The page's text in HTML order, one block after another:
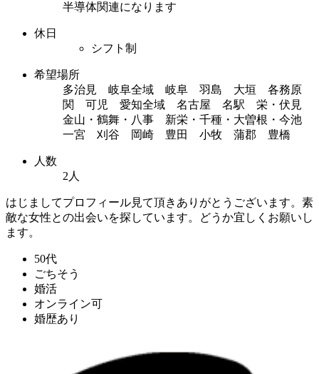
半導体関連になります
休日
シフト制
希望場所
多治見 岐阜全域 岐阜 羽島 大垣 各務原
関 可児 愛知全域 名古屋 名駅 栄・伏見
金山・鶴舞・八事 新栄・千種・大曽根・今池
一宮 刈谷 岡崎 豊田 小牧 蒲郡 豊橋
人数
2人
はじましてプロフィール見て頂きありがとうございます。素
敵な女性との出会いを探しています。どうか宜しくお願いし
ます。
50代
ごちそう
婚活
オンライン可
婚歴あり